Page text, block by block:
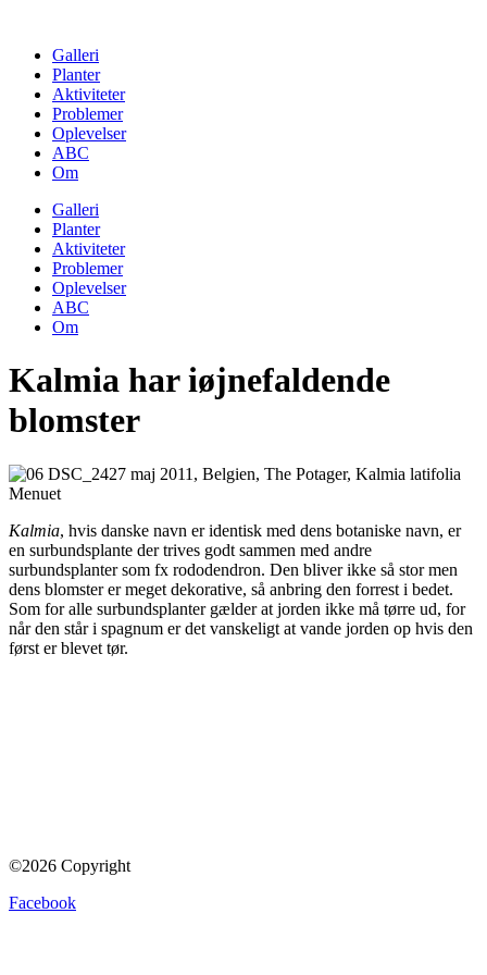
contentGalleri
Planter
Aktiviteter
Problemer
Oplevelser
ABC
Om
Galleri
Planter
Aktiviteter
Problemer
Oplevelser
ABC
Om
Kalmia har iøjnefaldende
blomster
Kalmia, hvis danske navn er identisk med dens botaniske navn, er
en surbundsplante der trives godt sammen med andre
surbundsplanter som fx rododendron. Den bliver ikke så stor men
dens blomster er meget dekorative, så anbring den forrest i bedet.
Som for alle surbundsplanter gælder at jorden ikke må tørre ud, for
når den står i spagnum er det vanskeligt at vande jorden op hvis den
først er blevet tør.
©2026 Copyright
Facebook